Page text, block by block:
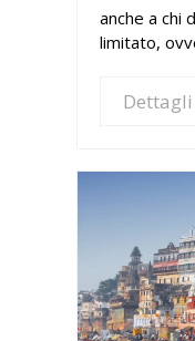
anche a chi
limitato,
Dettagli